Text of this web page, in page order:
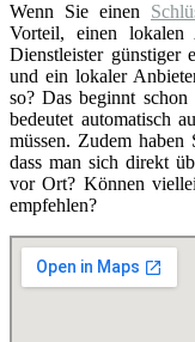
Wenn Sie einen
Vorteil, einen lokalen
Dienstleister günstiger
und ein lokaler
so? Das beginnt
bedeutet automatisch
müssen. Zudem haben
dass man sich direkt
vor Ort? Können
empfehlen?